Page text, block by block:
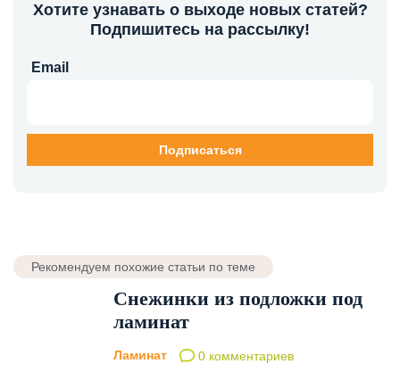
Хотите узнавать о выходе новых статей?
Подпишитесь на рассылку!
Email
Рекомендуем похожие статьи по теме
Снежинки из подложки под
ламинат
Ламинат 0 комментариев